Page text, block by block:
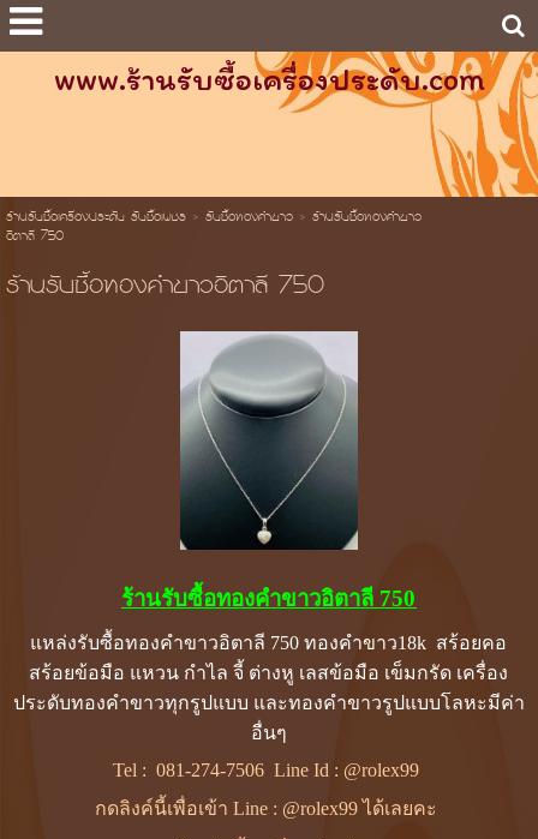
www.ร้านรับซื้อเครื่องประดับ.com
ร้านรับซื้อเครื่องประดับ รับซื้อเพชร> รับซื้อทองคำขาว> ร้านรับซื้อทองคําขาว
อิตาลี 750
ร้านรับซื้อทองคําขาวอิตาลี 750
ร้านรับซื้อทองคําขาวอิตาลี 750
แหล่งรับซื้อทองคําขาวอิตาลี 750 ทองคำขาว18k สร้อยคอ
สร้อยข้อมือ แหวน กำไล จี้ ต่างหู เลสข้อมือ เข็มกรัด เครื่อง
ประดับทองคำขาวทุกรูปแบบ และทองคำขาวรูปแบบโลหะมีค่า
อื่นๆ
Tel :081-274-7506 Line Id : @rolex99
กดลิงค์นี้เพื่อเข้า Line : @rolex99 ได้เลยคะ